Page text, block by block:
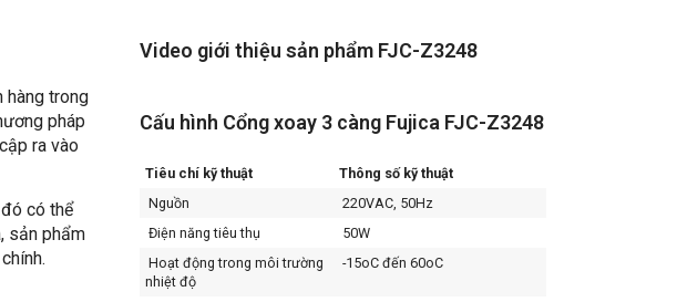
hàng trong
pháp
ra vào
có thể
sản phẩm
Video giới thiệu sản phẩm FJC-Z3248
Cấu hình Cổng xoay 3 càng Fujica FJC-Z3248
Tiêu chí kỹ thuật
Thông số kỹ thuật
Nguồn
220VAC, 50Hz
Điện năng tiêu thụ
50W
Hoạt động trong môi trường
nhiệt độ
-15oC đến 60oC